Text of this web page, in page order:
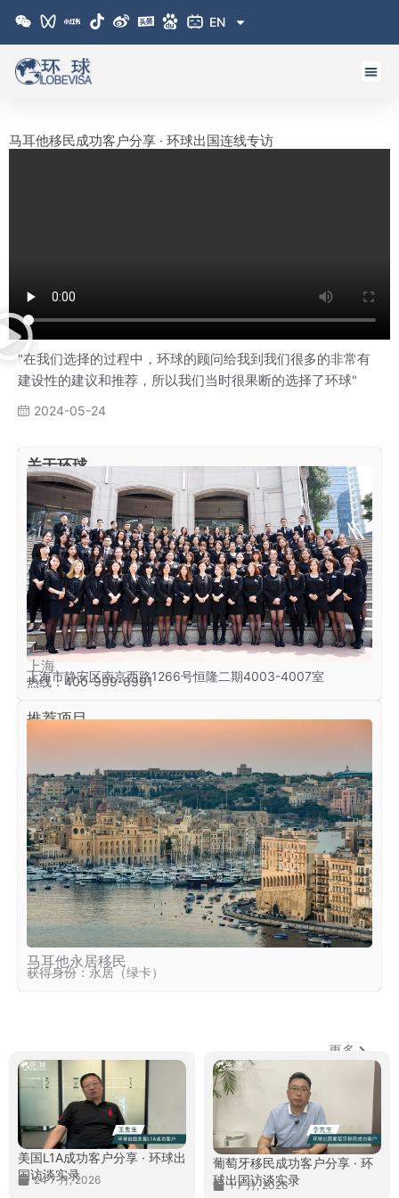
EN
马耳他移民成功客户分享 · 环球出国连线专访
"在我们选择的过程中，环球的顾问给我到我们很多的非常有
建设性的建议和推荐，所以我们当时很果断的选择了环球"
2024-05-24
关于环球
上海
上海市静安区南京西路1266号恒隆二期4003-4007室
热线：400-999-6991
推荐项目
马耳他永居移民
获得身份：永居（绿卡）
环球客户说
更多
美国L1A成功客户分享 · 环球出
国访谈实录
24 7 月, 2026
葡萄牙移民成功客户分享 · 环
球出国访谈实录
1 7 月, 2026